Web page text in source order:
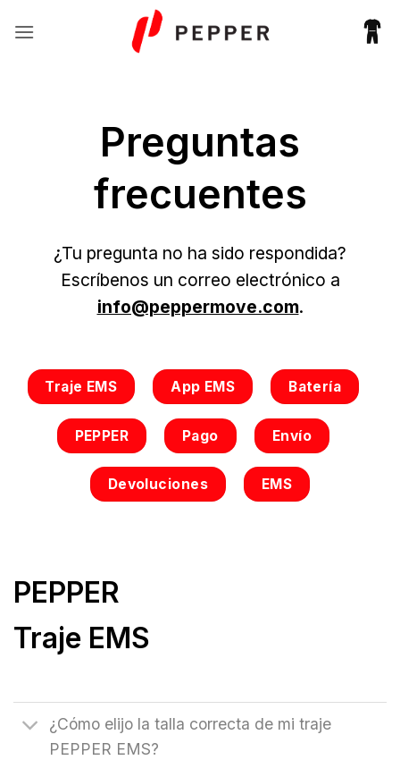
Preguntas
frecuentes
¿Tu pregunta no ha sido respondida?
Escríbenos un correo electrónico a
info@peppermove.com.
Traje EMS App EMS Batería
PEPPER Pago Envío
Devoluciones EMS
PEPPER
Traje EMS
¿Cómo elijo la talla correcta de mi traje
PEPPER EMS?